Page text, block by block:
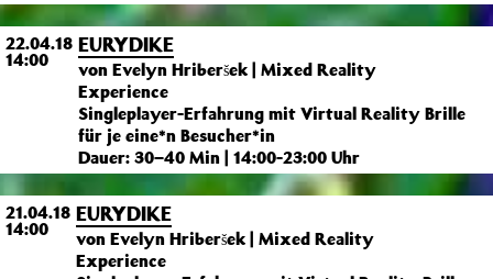
22.04.18
14:00
EURYDIKE
von Evelyn Hriberšek | Mixed Reality
Experience
Singleplayer-Erfahrung mit Virtual Reality Brille
für je eine*n Besucher*in
Dauer: 30–40 Min | 14:00-23:00 Uhr
21.04.18
14:00
EURYDIKE
von Evelyn Hriberšek | Mixed Reality
Experience